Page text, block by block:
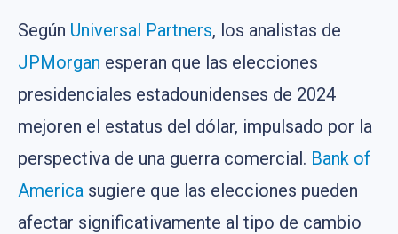
Según Universal Partners, los analistas de
JPMorgan esperan que las elecciones
presidenciales estadounidenses de 2024
mejoren el estatus del dólar, impulsado por la
perspectiva de una guerra comercial. Bank of
America sugiere que las elecciones pueden
afectar significativamente al tipo de cambio